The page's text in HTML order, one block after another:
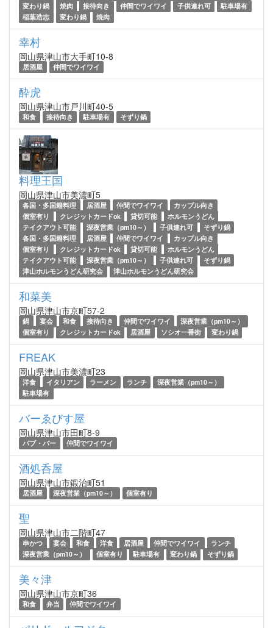
変わり鍋
焼肉 接待向き 仲間でワイワイ 子供連れ可
駐車場有
稲葉浩志
変わり鍋 焼肉
幸村
岡山県津山市大手町10-8
居酒屋 仲間でワイワイ
酔虎
岡山県津山市戸川町40-5
和食 接待向き 駐車場有 そずり鍋
料理王国
岡山県津山市美濃町5
各国・多国籍料理 居酒屋 仲間でワイワイ
カップル向き
個室有り
クレジットカードok 貸切可能
ホルモンうどん
テイクアウト可能
深夜営業（pm10～） 子供連れ可
そずり鍋
各国・多国籍料理
居酒屋 仲間でワイワイ
カップル向き
個室有り
クレジットカードok 貸切可能
ホルモンうどん
テイクアウト可能
深夜営業（pm10～） 子供連れ可
そずり鍋
津山ホルモンうどん研究会
津山ホルモンうどん研究会
和菜美
岡山県津山市京町57-2
鍋 宴会 和食 接待向き 仲間でワイワイ
深夜営業（pm10～）
個室有り
クレジットカードok 居酒屋 ソシオ一番街 変わり鍋
FREAK
岡山県津山市美濃町23
洋食 イタリアン ラーメン ランチ
深夜営業（pm10～）
駐車場有
バーゑびす屋
岡山県津山市田町8-9
パブ・バー 仲間でワイワイ
酒処呑屋
岡山県津山市鍛治町51
居酒屋 深夜営業（pm10～） 個室有り
聖
岡山県津山市二階町47
串かつ 宴会 和食 洋食 居酒屋 仲間でワイワイ
ランチ
深夜営業（pm10～）
個室有り 駐車場有 変わり鍋 そずり鍋
美々津
岡山県津山市京町36
和食 弁当 仲間でワイワイ